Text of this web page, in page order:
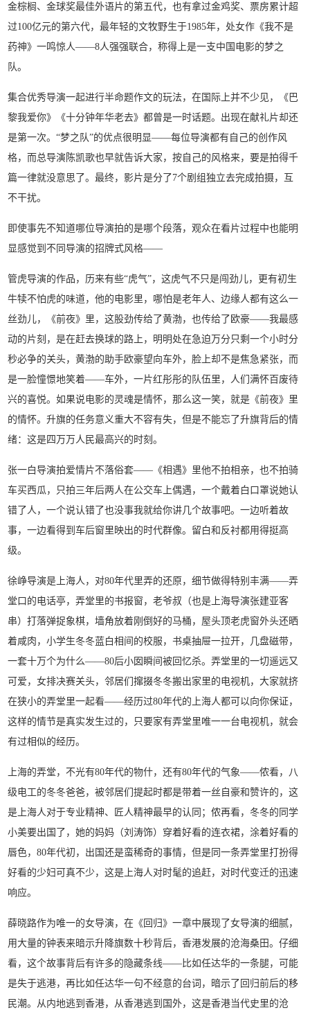
金棕榈、金球奖最佳外语片的第五代，也有拿过金鸡奖、票房累计超
过100亿元的第六代，最年轻的文牧野生于1985年，处女作《我不是
药神》一鸣惊人——8人强强联合，称得上是一支中国电影的梦之
队。
集合优秀导演一起进行半命题作文的玩法，在国际上并不少见，《巴
黎我爱你》《十分钟年华老去》都曾是一时话题。出现在献礼片却还
是第一次。“梦之队”的优点很明显——每位导演都有自己的创作风
格，而总导演陈凯歌也早就告诉大家，按自己的风格来，要是拍得千
篇一律就没意思了。最终，影片是分了7个剧组独立去完成拍摄，互
不干扰。
即使事先不知道哪位导演拍的是哪个段落，观众在看片过程中也能明
显感觉到不同导演的招牌式风格——
管虎导演的作品，历来有些“虎气”，这虎气不只是闯劲儿，更有初生
牛犊不怕虎的味道，他的电影里，哪怕是老年人、边缘人都有这么一
丝劲儿，《前夜》里，这股劲传给了黄渤，也传给了欧豪——我最感
动的片刻，是在赶去换球的路上，明明处在急迫万分只剩一个小时分
秒必争的关头，黄渤的助手欧豪望向车外，脸上却不是焦急紧张，而
是一脸憧憬地笑着——车外，一片红彤彤的队伍里，人们满怀百废待
兴的喜悦。如果说电影的灵魂是情怀，那么这一笑，就是《前夜》里
的情怀。升旗的任务意义重大不容有失，但是不能忘了升旗背后的情
绪：这是四万万人民最高兴的时刻。
张一白导演拍爱情片不落俗套——《相遇》里他不拍相亲，也不拍骑
车买西瓜，只拍三年后两人在公交车上偶遇，一个戴着白口罩说她认
错了人，一个说认错了也没事我就给你讲几个故事吧。一边听着故
事，一边看得到车后窗里映出的时代群像。留白和反衬都用得挺高
级。
徐峥导演是上海人，对80年代里弄的还原，细节做得特别丰满——弄
堂口的电话亭，弄堂里的书报窗，老爷叔（也是上海导演张建亚客
串）打落弹捉象棋，墙角放着刚倒好的马桶，屋头顶老虎窗外头还晒
着咸肉，小学生冬冬蓝白相间的校服，书桌抽屉一拉开，几盘磁带，
一套十万个为什么——80后小囡瞬间被回忆杀。弄堂里的一切遥远又
可爱，女排决赛关头，邻居们撺掇冬冬搬出家里的电视机，大家就挤
在狭小的弄堂里一起看——经历过80年代的上海人都可以向你保证，
这样的情节是真实发生过的，只要家有弄堂里唯一一台电视机，就会
有过相似的经历。
上海的弄堂，不光有80年代的物什，还有80年代的气象——侬看，八
级电工的冬冬爸爸，被邻居们提起时都是带着一丝自豪和赞许的，这
是上海人对于专业精神、匠人精神最早的认同；侬再看，冬冬的同学
小美要出国了，她的妈妈（刘涛饰）穿着好看的连衣裙，涂着好看的
唇色，80年代初，出国还是蛮稀奇的事情，但是同一条弄堂里打扮得
好看的少妇可真不少，这是上海人对时髦的追赶，对时代变迁的迅速
响应。
薛晓路作为唯一的女导演，在《回归》一章中展现了女导演的细腻，
用大量的钟表来暗示升降旗数十秒背后，香港发展的沧海桑田。仔细
看，这个故事背后有许多的隐藏条线——比如任达华的一条腿，可能
是失于逃港，再比如任达华一句不经意的台词，暗示了回归前后的移
民潮。从内地逃到香港，从香港逃到国外，这是香港当代史里的沧